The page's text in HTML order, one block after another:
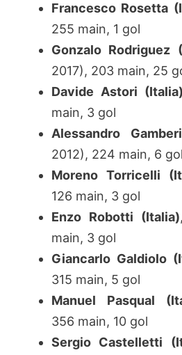
Francesco Rosetta
255 main, 1 gol
Gonzalo Rodriguez
2017), 203 main, 25
Davide Astori (Italia)
main, 3 gol
Alessandro
2012), 224 main, 6 gol
Moreno Torricelli
126 main, 3 gol
Enzo Robotti (Italia)
main, 3 gol
Giancarlo Galdiolo
315 main, 5 gol
Manuel Pasqual
356 main, 10 gol
Sergio Castelletti